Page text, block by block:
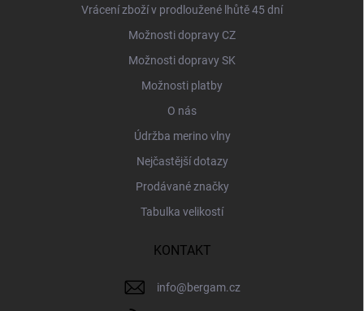
Vrácení zboží v prodloužené lhůtě 45 dní
Možnosti dopravy CZ
Možnosti dopravy SK
Možnosti platby
O nás
Údržba merino vlny
Nejčastější dotazy
Prodávané značky
Tabulka velikostí
KONTAKT
info@bergam.cz